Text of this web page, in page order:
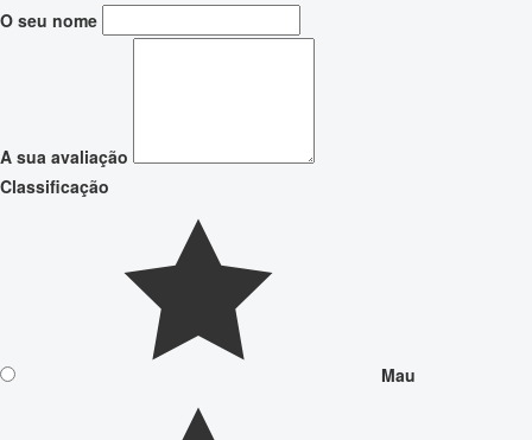
O seu nome
A sua avaliação
Classificação
Mau